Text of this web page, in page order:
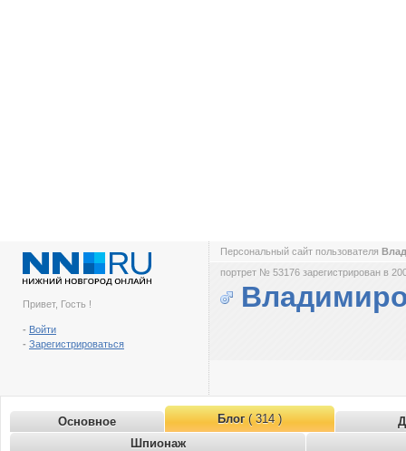
Привет, Гость !
- Войти
- Зарегистрироваться
Персональный сайт пользователя
портрет № 53176 зарегистрирован в
Основное Блог( 314 )
Шпионаж